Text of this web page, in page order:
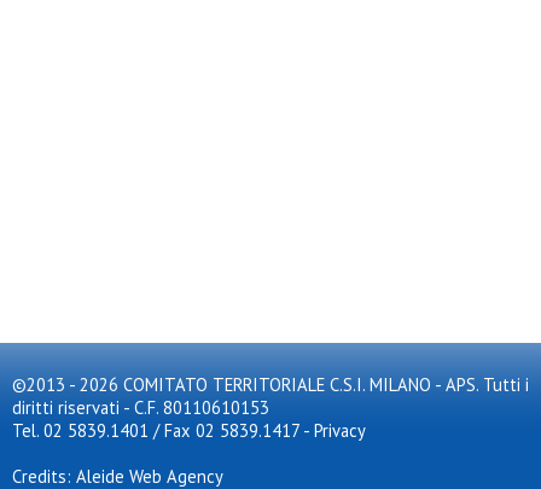
©2013 - 2026 COMITATO TERRITORIALE C.S.I. MILANO - APS. Tutti i
diritti riservati - C.F. 80110610153
Tel. 02 5839.1401 / Fax 02 5839.1417 - Privacy
Credits: Aleide Web Agency